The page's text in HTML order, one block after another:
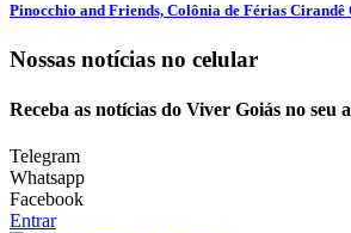
Pinocchio and Friends, Colônia de Férias Cirandê
Nossas notícias no celular
Receba as notícias do Viver Goiás no seu
Telegram
Whatsapp
Facebook
Entrar